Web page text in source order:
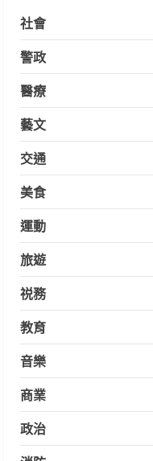
社會
警政
醫療
藝文
交通
美食
運動
旅遊
祱務
教育
音樂
商業
政治